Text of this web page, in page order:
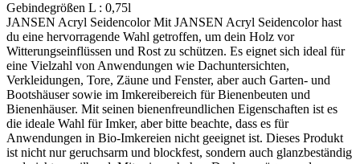
Gebindegrößen L : 0,75l
JANSEN Acryl Seidencolor Mit JANSEN Acryl Seidencolor hast
du eine hervorragende Wahl getroffen, um dein Holz vor
Witterungseinflüssen und Rost zu schützen. Es eignet sich ideal für
eine Vielzahl von Anwendungen wie Dachuntersichten,
Verkleidungen, Tore, Zäune und Fenster, aber auch Garten- und
Bootshäuser sowie im Imkereibereich für Bienenbeuten und
Bienenhäuser. Mit seinen bienenfreundlichen Eigenschaften ist es
die ideale Wahl für Imker, aber bitte beachte, dass es für
Anwendungen in Bio-Imkereien nicht geeignet ist. Dieses Produkt
ist nicht nur geruchsarm und blockfest, sondern auch glanzbeständig